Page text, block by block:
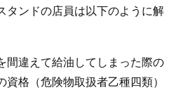
タンドの店員は以下のように解
間違えて給油してしまった際の
格（危険物取扱者乙種四類）